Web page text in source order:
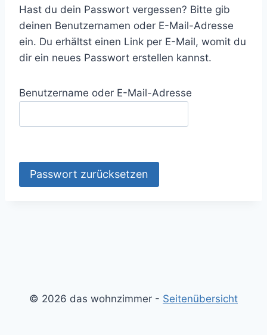
Hast du dein Passwort vergessen? Bitte gib
deinen Benutzernamen oder E-Mail-Adresse
ein. Du erhältst einen Link per E-Mail, womit du
dir ein neues Passwort erstellen kannst.
Benutzername oder E-Mail-Adresse
Passwort zurücksetzen
© 2026 das wohnzimmer - Seitenübersicht